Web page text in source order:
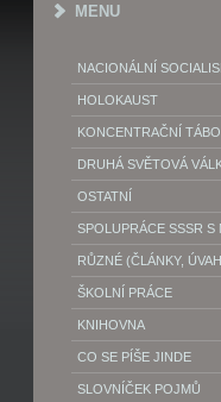
MENU
NACIONÁLNÍ
HOLOKAUST
KONCENTRAČNÍ
DRUHÁ SVĚTOVÁ
OSTATNÍ
SPOLUPRÁCE SSSR S
RŮZNÉ (ČLÁNKY,
ŠKOLNÍ PRÁCE
KNIHOVNA
CO SE PÍŠE JINDE
SLOVNÍČEK POJMŮ